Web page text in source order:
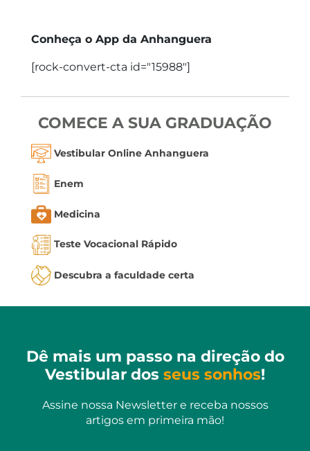
Conheça o App da Anhanguera
[rock-convert-cta id="15988"]
COMECE A SUA GRADUAÇÃO
Vestibular Online Anhanguera
Enem
Medicina
Teste Vocacional Rápido
Descubra a faculdade certa
Dê mais um passo na direção do
Vestibular dos seus sonhos!
Assine nossa Newsletter e receba nossos
artigos em primeira mão!